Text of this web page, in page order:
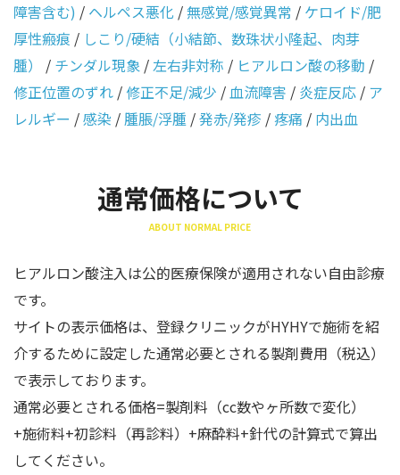
障害含む) / ヘルペス悪化 /無感覚/感覚異常 / ケロイド/肥
厚性瘢痕 / しこり/硬結（小結節、数珠状小隆起、肉芽
腫）
/ チンダル現象 /左右非対称 / ヒアルロン酸の移動 /
修正位置のずれ /修正不足/減少 /血流障害 / 炎症反応 / ア
レルギー /感染 /腫脹/浮腫 /発赤/発疹 /疼痛 / 内出血
通常価格について
ABOUT NORMAL PRICE
ヒアルロン酸注入は公的医療保険が適用されない自由診療
です。
サイトの表示価格は、登録クリニックがHYHYで施術を紹
介するために設定した通常必要とされる製剤費用（税込）
で表示しております。
通常必要とされる価格=製剤料（cc数やヶ所数で変化）
+施術料+初診料（再診料）+麻酔料+針代の計算式で算出
してください。